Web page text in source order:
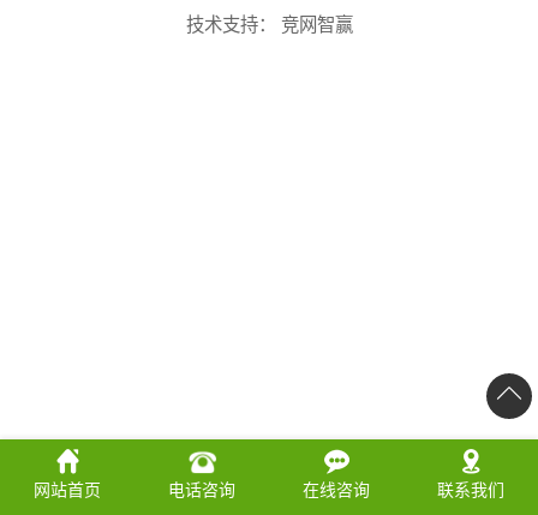
网站首页 电话咨询 在线咨询 联系我们
技术支持：
竞网智赢